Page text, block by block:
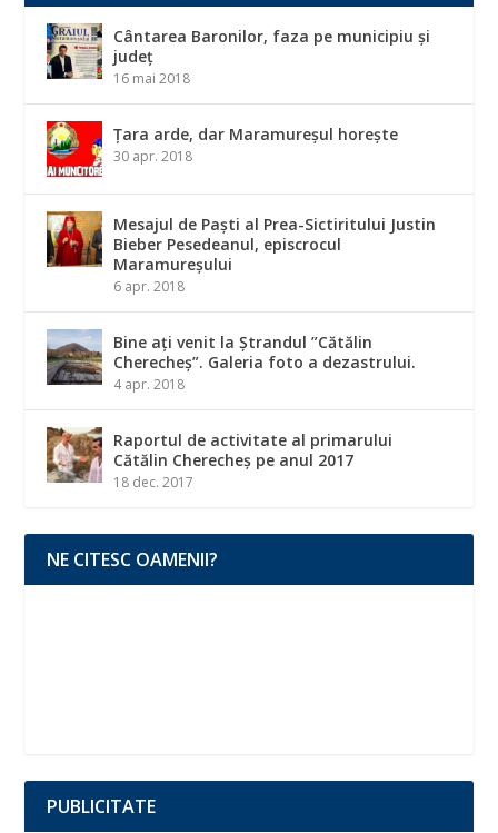
Cântarea Baronilor, faza pe municipiu și
județ
16 mai 2018
Țara arde, dar Maramureșul horește
30 apr. 2018
Mesajul de Paști al Prea-Sictiritului Justin
Bieber Pesedeanul, episcrocul
Maramureșului
6 apr. 2018
Bine ați venit la Ștrandul ”Cătălin
Cherecheș”. Galeria foto a dezastrului.
4 apr. 2018
Raportul de activitate al primarului
Cătălin Cherecheș pe anul 2017
18 dec. 2017
NE CITESC OAMENII?
PUBLICITATE